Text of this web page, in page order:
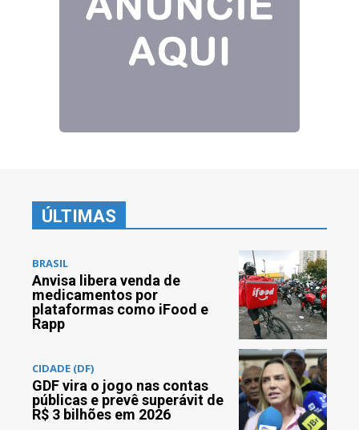
ÚLTIMAS
BRASIL
Anvisa libera venda de
medicamentos por
plataformas como iFood e
Rapp
CIDADE (DF)
GDF vira o jogo nas contas
públicas e prevê superávit de
R$ 3 bilhões em 2026